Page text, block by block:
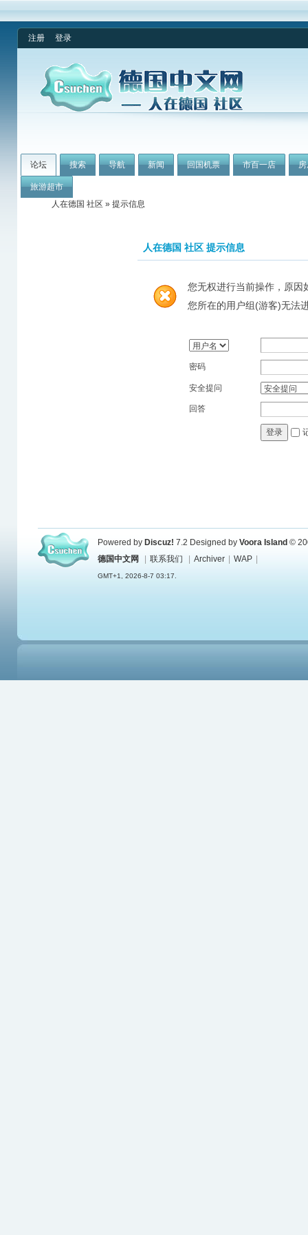
注册 登录
论坛 搜索 导航 新闻 回国机票 市百一店
旅游超市
人在德国 社区 » 提示信息
人在德国 社区 提示信息
您无权进行当前操作，原因
您所在的用户组(游客)无法
密码
安全提问
回答
登录
Powered by Discuz! 7.2 Designed by Voora Island ©
德国中文网
联系我们 Archiver WAP
GMT+1, 2026-8-7 03:17.